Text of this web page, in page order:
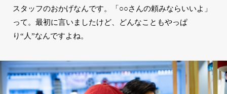
スタッフのおかげなんです。「○○さんの頼みならいいよ」
って。最初に言いましたけど、どんなこともやっぱ
り“人”なんですよね。